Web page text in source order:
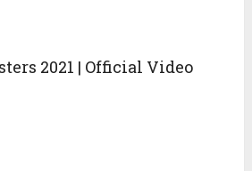
2021 | Official Video